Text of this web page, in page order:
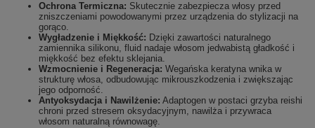
Ochrona Termiczna: Skutecznie zabezpiecza włosy przed
zniszczeniami powodowanymi przez urządzenia do stylizacji na
gorąco.
Wygładzenie i Miękkość: Dzięki zawartości naturalnego
zamiennika silikonu, fluid nadaje włosom jedwabistą gładkość i
miękkość bez efektu sklejania.
Wzmocnienie i Regeneracja: Wegańska keratyna wnika w
strukturę włosa, odbudowując mikrouszkodzenia i zwiększając
jego odporność.
Antyoksydacja i Nawilżenie: Adaptogen w postaci grzyba reishi
chroni przed stresem oksydacyjnym, nawilża i przywraca
włosom naturalną równowagę.